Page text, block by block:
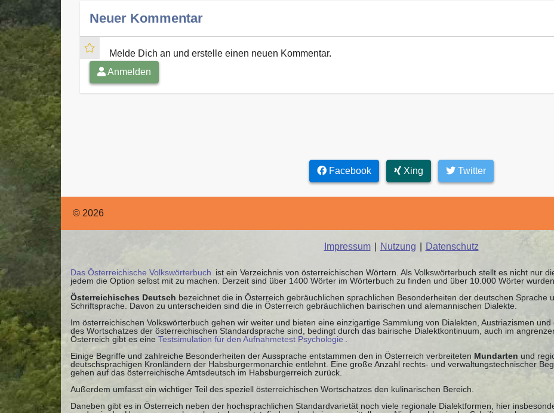
Neuer Kommentar
Melde Dich an und erstelle einen neuen Kommentar.
Anmelden
Facebook Xing Twitter
© 2026
Impressum Nutzung Datenschutz
Das Österreichische Volkswörterbuch ist ein Verzeichnis von österreichischen Wörtern. Als Volkswörterbuch stellt es nicht nur
jedem die Option selbst mit zu machen. Derzeit sind über 1400 Wörter im Wörterbuch zu finden und über 10.000 Wörter
Österreichisches Deutsch bezeichnet die in Österreich gebräuchlichen sprachlichen Besonderheiten der deutschen Sprache
Schriftsprache. Davon zu unterscheiden sind die in Österreich gebräuchlichen bairischen und alemannischen Dialekte.
Im österreichischen Volkswörterbuch gehen wir weiter und bieten eine einzigartige Sammlung von Dialekten, Austriazismen
des Wortschatzes der österreichischen Standardsprache sind, bedingt durch das bairische Dialektkontinuum, auch im
Österreich gibt es eine Testsimulation für den Aufnahmetest Psychologie .
Einige Begriffe und zahlreiche Besonderheiten der Aussprache entstammen den in Österreich verbreiteten Mundarten und
deutschsprachigen Kronländern der Habsburgermonarchie entlehnt. Eine große Anzahl rechts- und verwaltungstechnischer
gehen auf das österreichische Amtsdeutsch im Habsburgerreich zurück.
Außerdem umfasst ein wichtiger Teil des speziell österreichischen Wortschatzes den kulinarischen Bereich.
Daneben gibt es in Österreich neben der hochsprachlichen Standardvarietät noch viele regionale Dialektformen, hier